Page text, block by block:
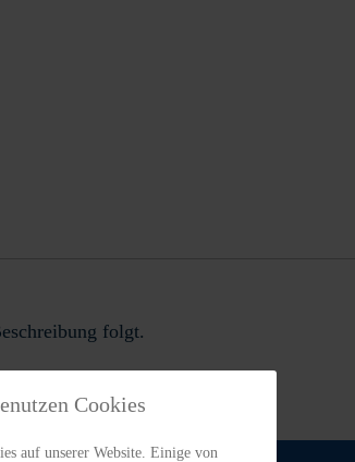
folgt.
Cookies
auf unserer Website. Einige von